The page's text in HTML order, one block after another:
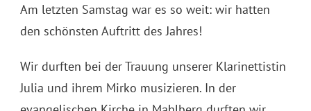
Am letzten Samstag war es so weit: wir hatten
den schönsten Auftritt des Jahres!
Wir durften bei der Trauung unserer Klarinettistin
Julia und ihrem Mirko musizieren. In der